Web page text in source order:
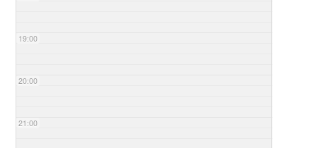
19:00
20:00
21:00